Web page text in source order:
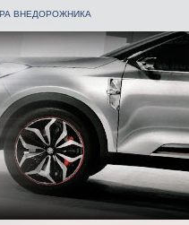
ВНЕДОРОЖНИКА